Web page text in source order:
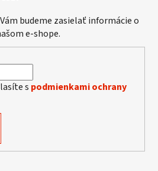
budeme zasielať informácie o
e-shope.
s podmienkami ochrany